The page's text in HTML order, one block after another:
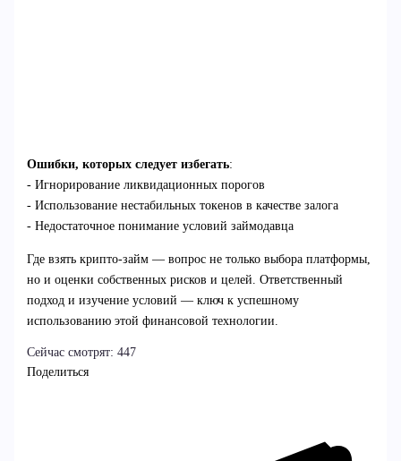
Ошибки, которых следует избегать:
- Игнорирование ликвидационных порогов
- Использование нестабильных токенов в качестве залога
- Недостаточное понимание условий займодавца
Где взять крипто-займ — вопрос не только выбора платформы,
но и оценки собственных рисков и целей. Ответственный
подход и изучение условий — ключ к успешному
использованию этой финансовой технологии.
Сейчас смотрят: 447
Поделиться